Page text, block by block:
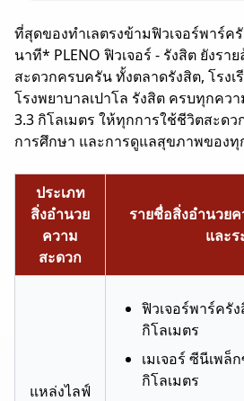
ที่สุดของทำเลตรงข้ามฟิวเจอร์พาร์ค
นาที* PLENO ฟิวเจอร์ - รังสิต ยังรา
สะดวกครบครัน ทั้งตลาดรังสิต, โรง
โรงพยาบาลเปาโล รังสิต ครบทุกคว
3.3 กิโลเมตร ให้ทุกการใช้ชีวิตสะด
การศึกษา และการดูแลสุขภาพของ
ประเภท
สิ่งอำนวย
ความ
สะดวก
รายชื่อสิ่งอำนวย
และร
แหล่งไลฟ์
ฟิวเจอร์พาร์ครั
กิโลเมตร
เมเจอร์ ซีนีเพล็
กิโลเมตร